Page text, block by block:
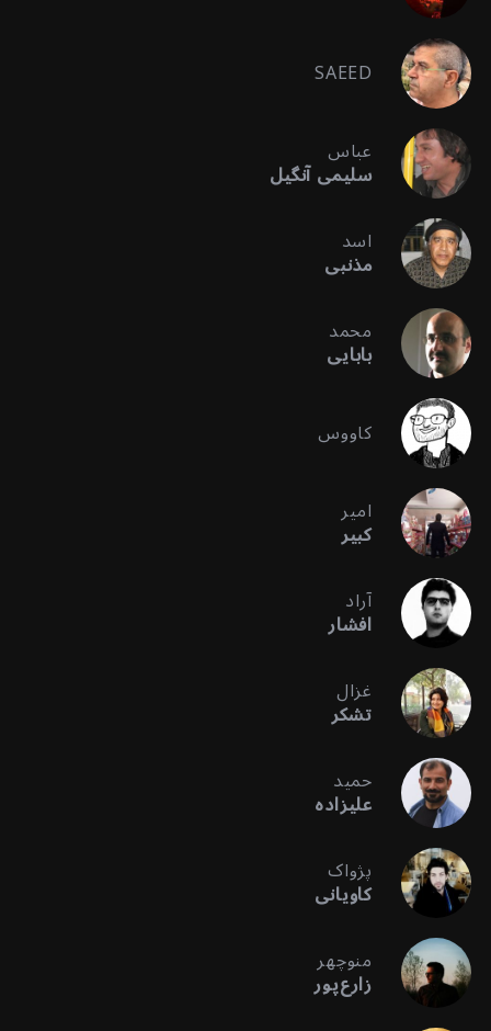
SAEED
عباس
سلیمی آنگیل
اسد
مذنبی
محمد
بابایی
کاووس
امیر
کبیر
آراد
افشار
غزال
تشکر
حمید
علیزاده
پژواک
کاویانی
منوچهر
زارع‌پور